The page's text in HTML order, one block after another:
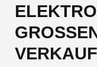
ERKAUF